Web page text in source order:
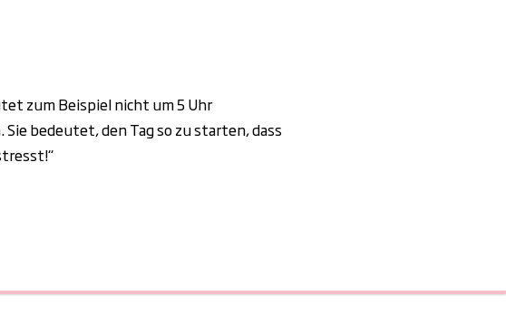
zum Beispiel nicht um 5 Uhr
bedeutet, den Tag so zu starten, dass